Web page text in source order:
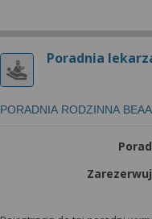
Poradnia
PORADNIA RODZINNA